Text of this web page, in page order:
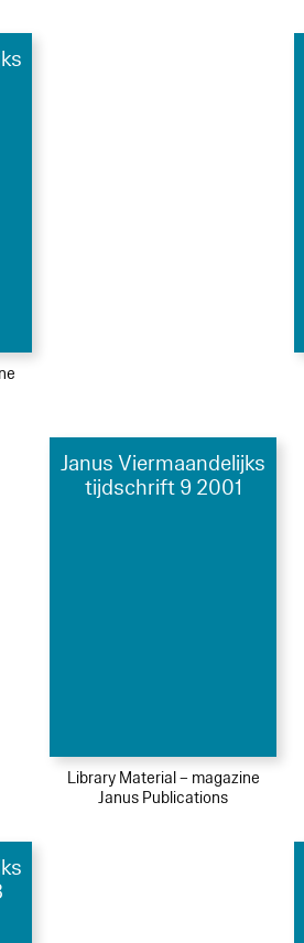
Janus Viermaandelijks
tijdschrift 9 2001
Library Material – magazine
Janus Publications